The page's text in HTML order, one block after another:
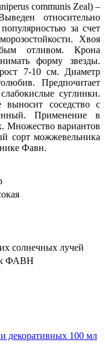
communis Zeal) –
относительно
за счет
Хвоя
отливом. Крона
форму звезды.
7-10 см. Диаметр
Предпочитает
суглинки.
соседство с
Применение в
Множество вариантов
сорт можжевельника
Фавн.
солнечных лучей
ФАВН